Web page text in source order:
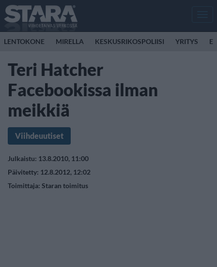
LENTOKONE MIRELLA KESKUSRIKOSPOLIISI YRITYS
Teri Hatcher
Facebookissa ilman
meikkiä
Viihdeuutiset
Julkaistu: 13.8.2010, 11:00
Päivitetty: 12.8.2012, 12:02
Toimittaja: Staran toimitus